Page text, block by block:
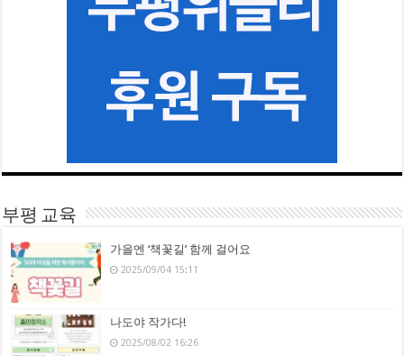
부평 교육
가을엔 ‘책꽃길’ 함께 걸어요
2025/09/04 15:11
나도야 작가다!
2025/08/02 16:26